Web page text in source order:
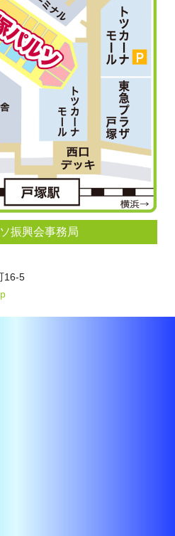
振興会事務局
16-5